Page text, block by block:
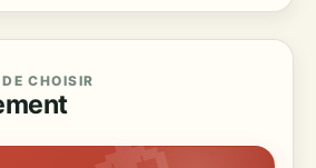
CHOISIR